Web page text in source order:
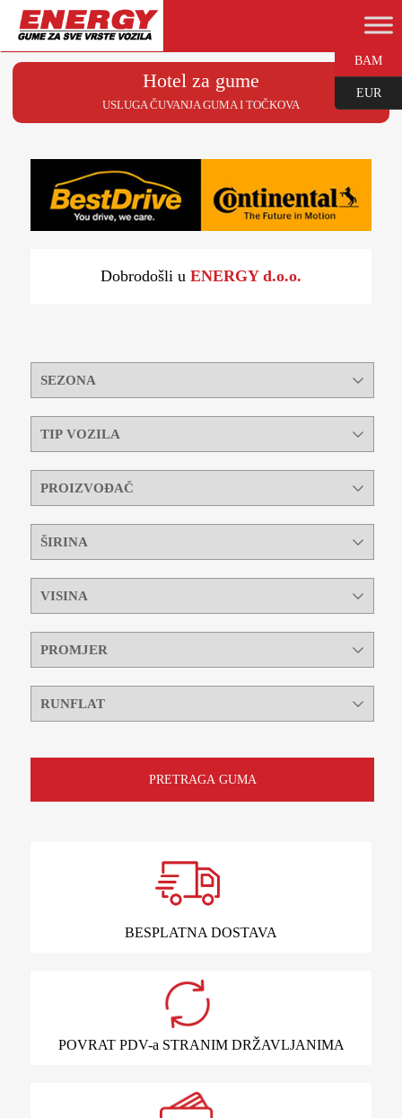
Hotel za gume
USLUGA ČUVANJA GUMA I TOČKOVA
Dobrodošli u ENERGY d.o.o.
PRETRAGA GUMA
BESPLATNA DOSTAVA
POVRAT PDV-a STRANIM DRŽAVLJANIMA
BAM
EUR